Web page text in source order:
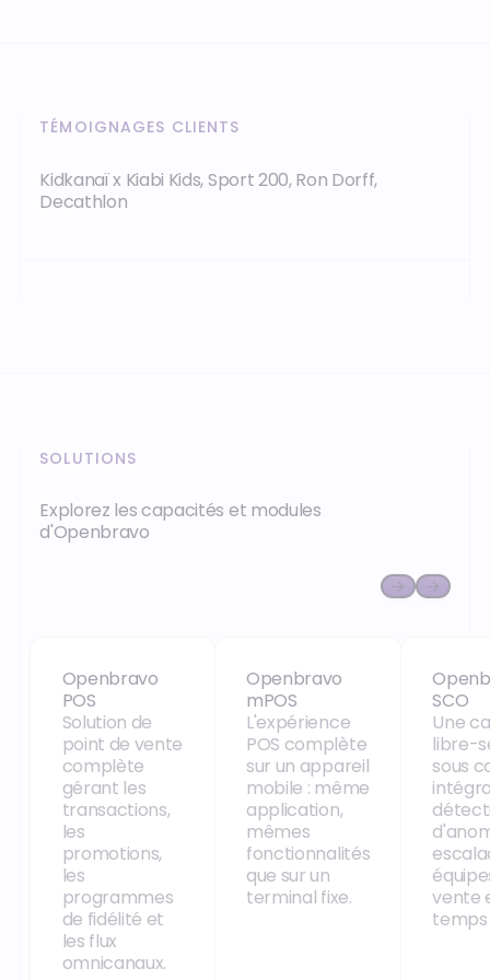
TÉMOIGNAGES CLIENTS
Kidkanaï x Kiabi Kids, Sport 200, Ron Dorff,
Decathlon
SOLUTIONS
Explorez les capacités et modules
d'Openbravo
Openbravo
POS
Openbravo POS
Solution de
point de vente
complète
gérant les
transactions,
les
promotions,
les
programmes
de fidélité et
les flux
omnicanaux.
Openbravo
mPOS
Openbravo mPOS
L'expérience
POS complète
sur un appareil
mobile : même
application,
mêmes
fonctionnalités
que sur un
terminal fixe.
SCO
Une
libre-
sous
vente
temps